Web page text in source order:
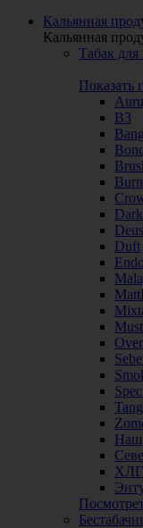
Кальянная
Кальянная
Табак для
Показать
B3
Burn
Deus
Duft
Наш